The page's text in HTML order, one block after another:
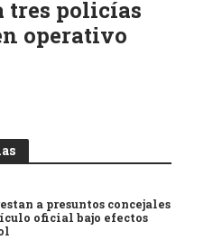
tres policías
operativo
a presuntos concejales
oficial bajo efectos